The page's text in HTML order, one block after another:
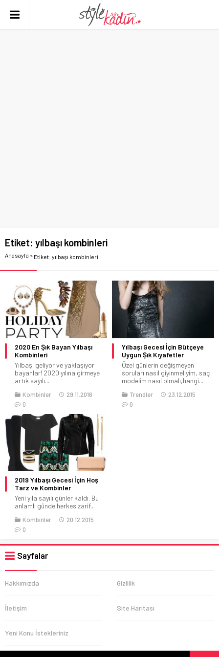
Etiket: yılbaşı kombinleri
Anasayfa » Etiket: yılbaşı kombinleri
2020 En Şık Bayan Yılbaşı
Kombinleri
Yılbaşı geliyor ve yaklaşıyor
bayanlar! 2020 yılına girmeye
artık sayılı...
Kombinler
29.11.2016
0
Yılbaşı Gecesi İçin Bütçeye
Uygun Şık Kıyafetler
Özel günlerin değişmeyen
soruları nasıl giyinmeliyim, saç
modelim nasıl olmalı,hangi...
Trendler
23.12.2015
0
2019 Yılbaşı Gecesi İçin Hoş
Tarz ve Kombinler
Yeni yıla sayılı günler kaldı. Bu
anlamlı günde herkes zarif...
Kombinler
20.12.2015
0
Sayfalar
Hakkımızda Gizlilik
İletişim Site Haritası
Yeni Konu İstekleriniz